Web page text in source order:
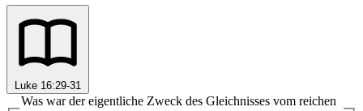
Luke 16:29-31
Was war der eigentliche Zweck des Gleichnisses vom reichen